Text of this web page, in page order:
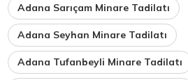
Adana Sarıçam Minare Tadilatı
Adana Seyhan Minare Tadilatı
Adana Tufanbeyli Minare Tadilatı